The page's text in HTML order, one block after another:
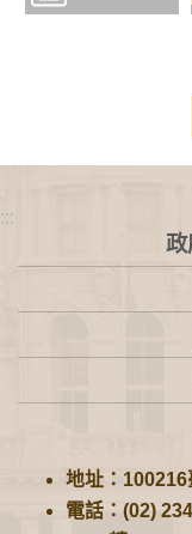
:::
政
地址：
電話：(02)